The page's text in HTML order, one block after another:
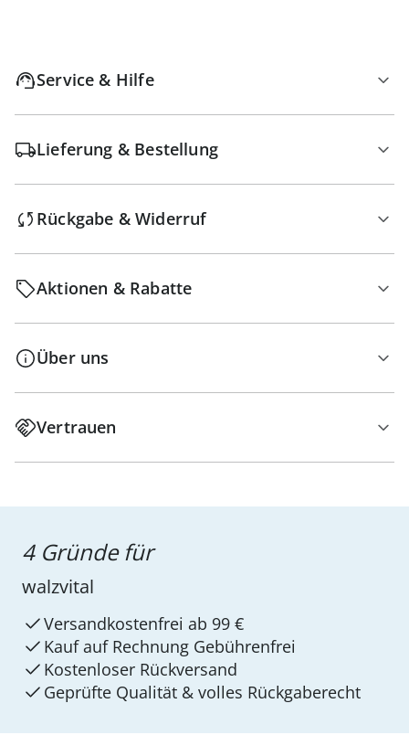
Service & Hilfe
Lieferung & Bestellung
Rückgabe & Widerruf
Aktionen & Rabatte
Über uns
Vertrauen
4 Gründe für
walzvital
Versandkostenfrei ab 99 €
Kauf auf Rechnung Gebührenfrei
Kostenloser Rückversand
Geprüfte Qualität & volles Rückgaberecht